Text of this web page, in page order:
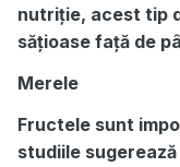
nutriție, acest tip
sățioase față de
Merele
Fructele sunt
studiile